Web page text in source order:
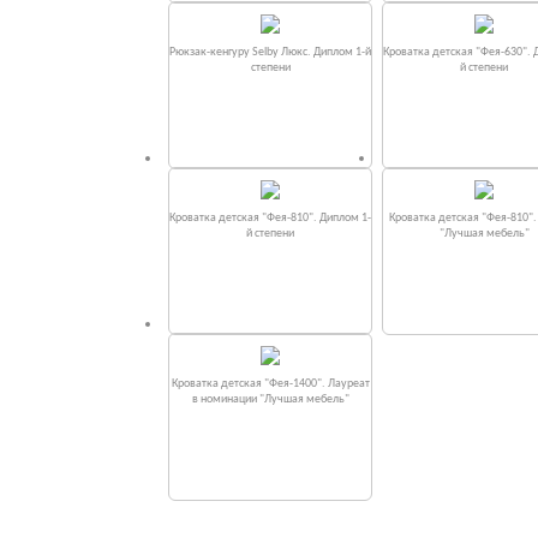
Рюкзак-кенгуру Selby Люкс. Диплом 1-й
степени
Кроватка детская "Фея-630".
й степени
Кроватка детская "Фея-810". Диплом 1-
й степени
Кроватка детская "Фея-
"Лучшая мебель"
Кроватка детская "Фея-1400". Лауреат
в номинации "Лучшая мебель"